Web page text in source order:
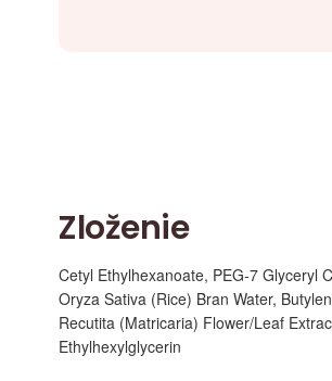
Zloženie
Cetyl Ethylhexanoate, PEG-7 Glyceryl
Oryza Sativa (Rice) Bran Water,
Recutita (Matricaria) Flower/Leaf
Ethylhexylglycerin